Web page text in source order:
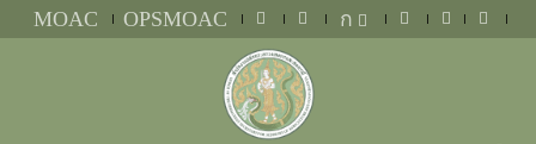
MOAC OPSMOAC ก